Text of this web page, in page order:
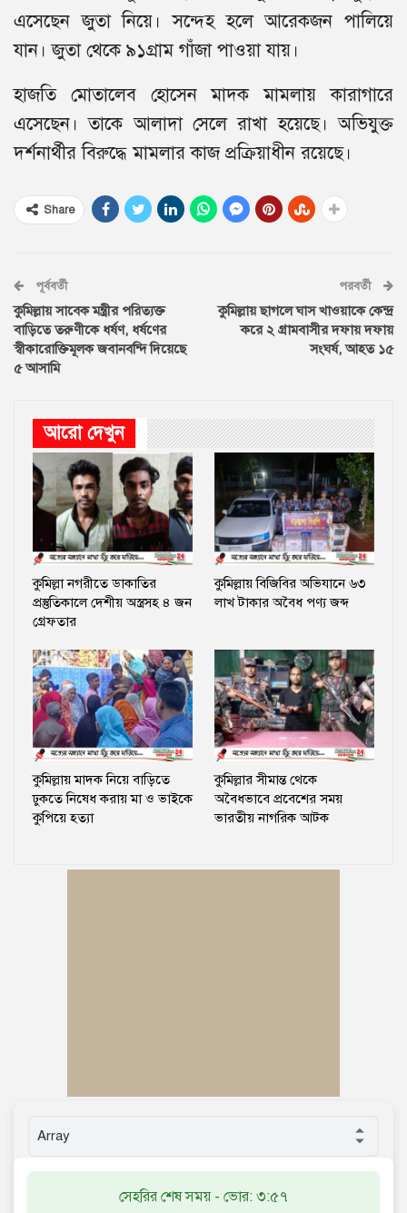
এসেছেন জুতা নিয়ে। সন্দেহ হলে আরেকজন পালিয়ে
যান। জুতা থেকে ৯১গ্রাম গাঁজা পাওয়া যায়।
হাজতি মোতালেব হোসেন মাদক মামলায় কারাগারে
এসেছেন। তাকে আলাদা সেলে রাখা হয়েছে। অভিযুক্ত
দর্শনার্থীর বিরুদ্ধে মামলার কাজ প্রক্রিয়াধীন রয়েছে।
Share
পূর্ববর্তী
কুমিল্লায় সাবেক মন্ত্রীর পরিত্যক্ত
বাড়িতে তরুণীকে ধর্ষণ, ধর্ষণের
স্বীকারোক্তিমূলক জবানবন্দি দিয়েছে
৫ আসামি
পরবর্তী
কুমিল্লায় ছাগলে ঘাস খাওয়াকে কেন্দ্র
করে ২ গ্রামবাসীর দফায় দফায়
সংঘর্ষ, আহত ১৫
আরো দেখুন
কুমিল্লা নগরীতে ডাকাতির
প্রস্তুতিকালে দেশীয় অস্ত্রসহ ৪ জন
গ্রেফতার
কুমিল্লায় বিজিবির অভিযানে ৬৩
লাখ টাকার অবৈধ পণ্য জব্দ
কুমিল্লায় মাদক নিয়ে বাড়িতে
ঢুকতে নিষেধ করায় মা ও ভাইকে
কুপিয়ে হত্যা
কুমিল্লার সীমান্ত থেকে
অবৈধভাবে প্রবেশের সময়
ভারতীয় নাগরিক আটক
সেহরির শেষ সময় - ভোর: ৩:৫৭